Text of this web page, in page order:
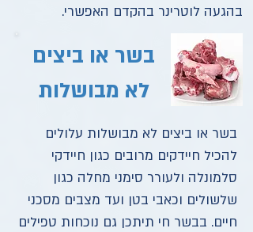
בהגעה לוטרינר בהקדם האפשרי.
בשר או ביצים
לא מבושלות
בשר או ביצים לא מבושלות עלולים
להכיל חיידקים מרובים כגון חיידקי
סלמונלה ולעורר סימני מחלה כגון
שלשולים וכאבי בטן ועד מצבים מסכני
חיים. בבשר חי תיתכן גם נוכחות טפילים